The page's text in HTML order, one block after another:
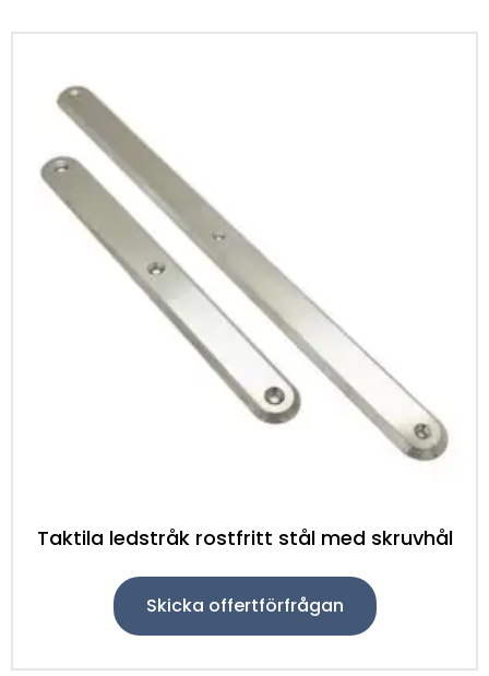
Taktila ledstråk rostfritt stål med skruvhål
Skicka offertförfrågan